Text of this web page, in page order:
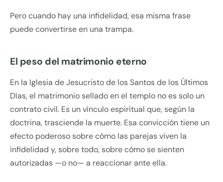
Pero cuando hay una infidelidad, esa misma frase
puede convertirse en una trampa.
El peso del matrimonio eterno
En la Iglesia de Jesucristo de los Santos de los Últimos
Días, el matrimonio sellado en el templo no es solo un
contrato civil. Es un vínculo espiritual que, según la
doctrina, trasciende la muerte. Esa convicción tiene un
efecto poderoso sobre cómo las parejas viven la
infidelidad y, sobre todo, sobre cómo se sienten
autorizadas —o no— a reaccionar ante ella.